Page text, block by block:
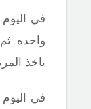
ياخذ
في اليوم